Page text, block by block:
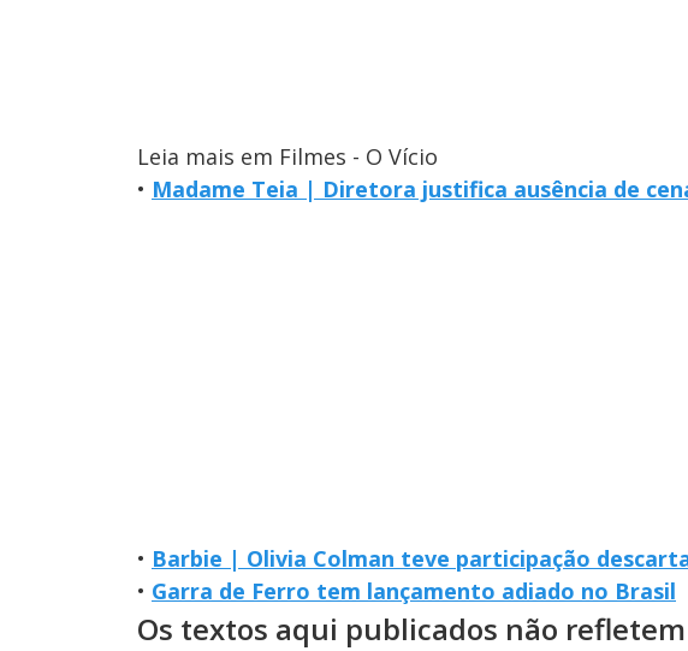
Leia mais em Filmes - O Vício
• Madame Teia | Diretora justifica ausência de
• Barbie | Olivia Colman teve participação
• Garra de Ferro tem lançamento adiado no Brasil
Os textos aqui publicados não